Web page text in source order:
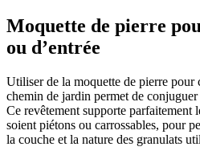
Moquette de pierre
ou d’entrée
Utiliser de la moquette de pierre pour
chemin de jardin permet de conjuguer
Ce revêtement supporte parfaitement
soient piétons ou carrossables, pour
la couche et la nature des granulats